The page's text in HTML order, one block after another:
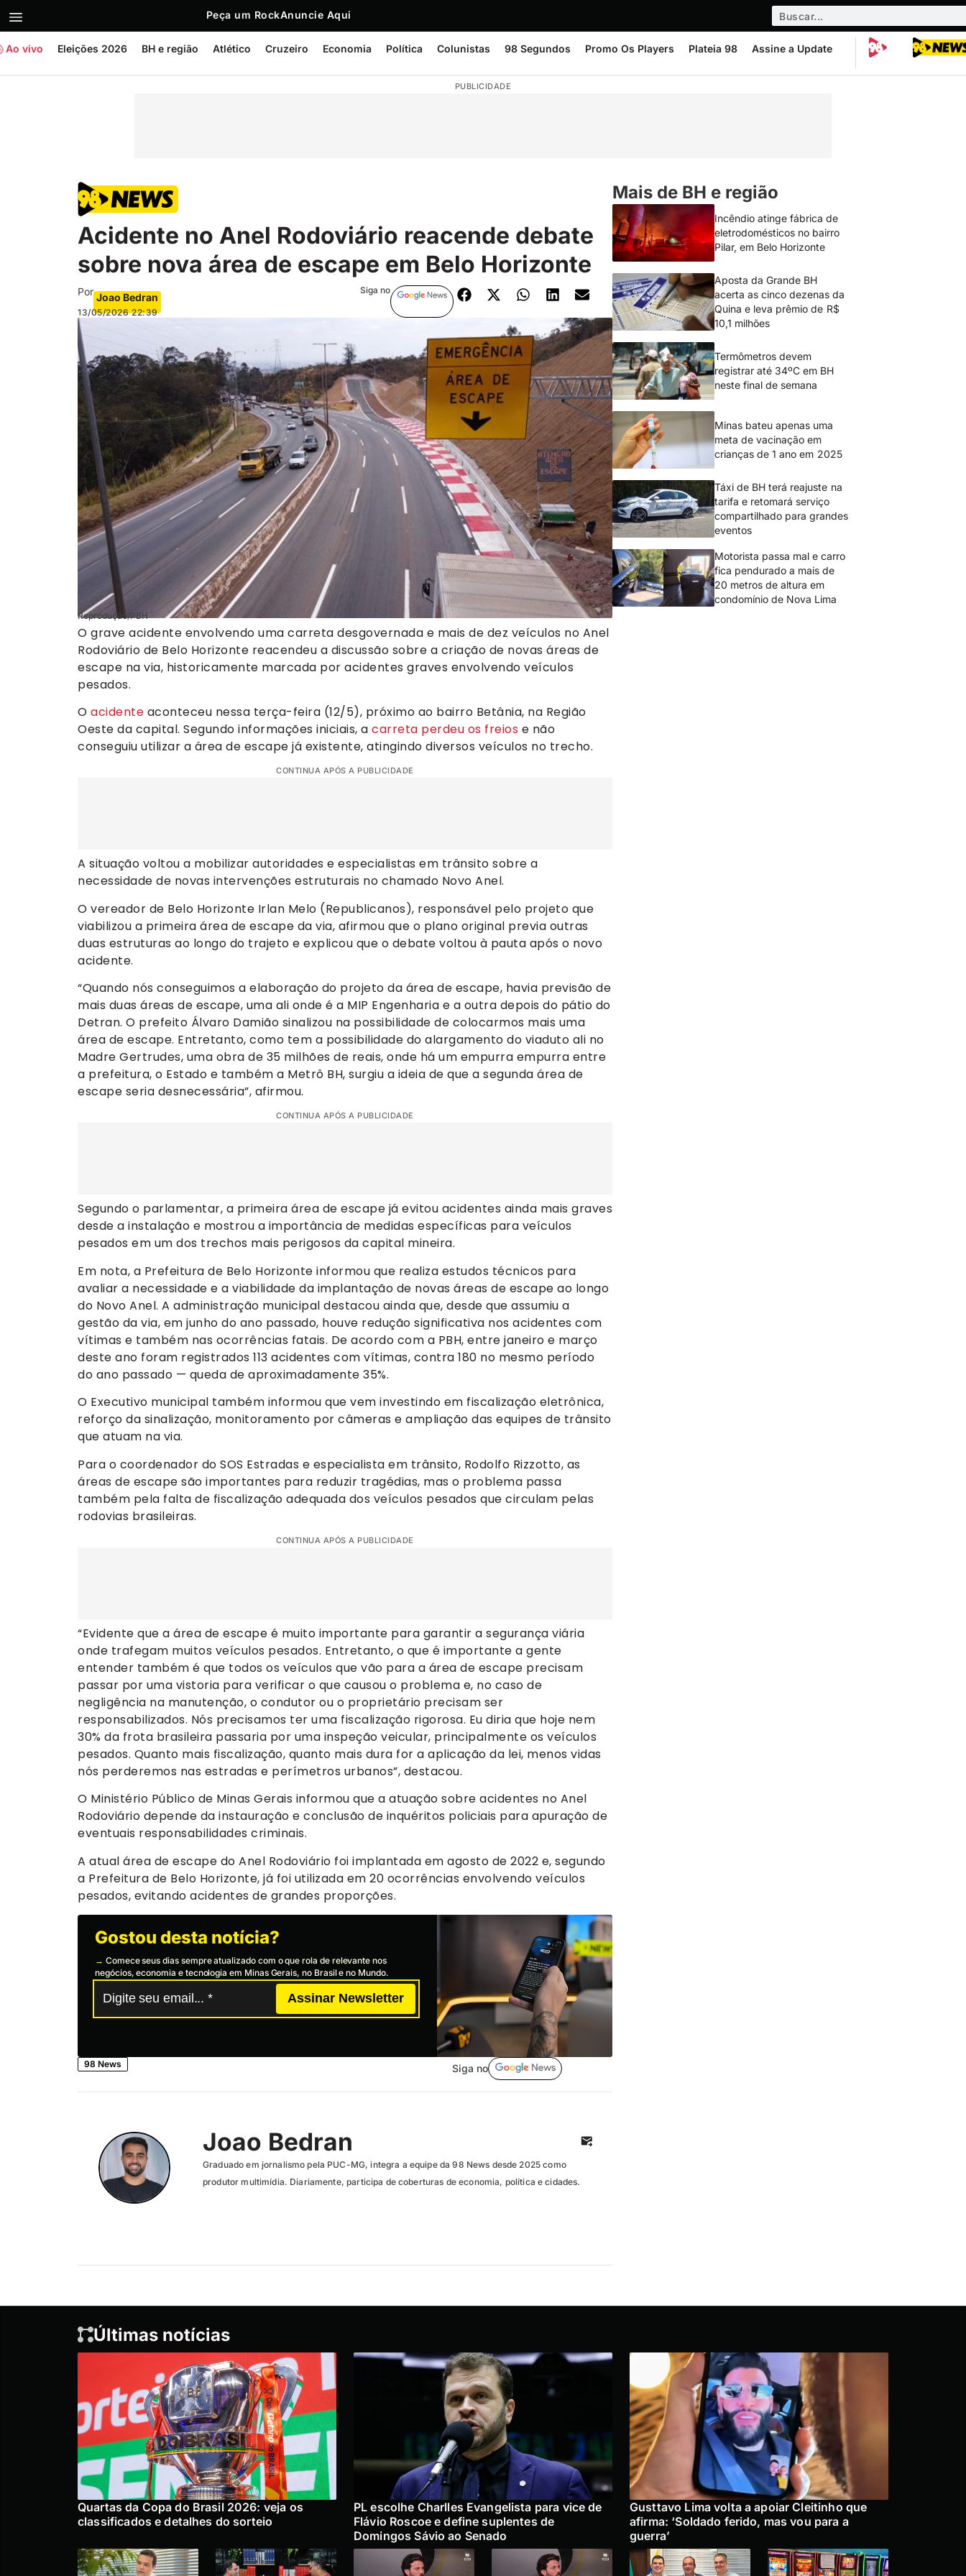
Peça um RockAnuncie Aqui
Ao vivo Eleições 2026 BH e região Atlético Cruzeiro Economia Política Colunistas 98 Segundos Promo Os Players Plateia 98 Assine a Update
PUBLICIDADE
Acidente no Anel Rodoviário reacende debate
sobre nova área de escape em Belo Horizonte
Por Joao Bedran
13/05/2026 22:39
Siga no
Reprodução/PBH
O grave acidente envolvendo uma carreta desgovernada e mais de dez veículos no Anel
Rodoviário de Belo Horizonte reacendeu a discussão sobre a criação de novas áreas de
escape na via, historicamente marcada por acidentes graves envolvendo veículos
pesados.
O acidente aconteceu nessa terça-feira (12/5), próximo ao bairro Betânia, na Região
Oeste da capital. Segundo informações iniciais, a carreta perdeu os freios e não
conseguiu utilizar a área de escape já existente, atingindo diversos veículos no trecho.
CONTINUA APÓS A PUBLICIDADE
A situação voltou a mobilizar autoridades e especialistas em trânsito sobre a
necessidade de novas intervenções estruturais no chamado Novo Anel.
O vereador de Belo Horizonte Irlan Melo (Republicanos), responsável pelo projeto que
viabilizou a primeira área de escape da via, afirmou que o plano original previa outras
duas estruturas ao longo do trajeto e explicou que o debate voltou à pauta após o novo
acidente.
“Quando nós conseguimos a elaboração do projeto da área de escape, havia previsão de
mais duas áreas de escape, uma ali onde é a MIP Engenharia e a outra depois do pátio do
Detran. O prefeito Álvaro Damião sinalizou na possibilidade de colocarmos mais uma
área de escape. Entretanto, como tem a possibilidade do alargamento do viaduto ali no
Madre Gertrudes, uma obra de 35 milhões de reais, onde há um empurra empurra entre
a prefeitura, o Estado e também a Metrô BH, surgiu a ideia de que a segunda área de
escape seria desnecessária”, afirmou.
CONTINUA APÓS A PUBLICIDADE
Segundo o parlamentar, a primeira área de escape já evitou acidentes ainda mais graves
desde a instalação e mostrou a importância de medidas específicas para veículos
pesados em um dos trechos mais perigosos da capital mineira.
Em nota, a Prefeitura de Belo Horizonte informou que realiza estudos técnicos para
avaliar a necessidade e a viabilidade da implantação de novas áreas de escape ao longo
do Novo Anel. A administração municipal destacou ainda que, desde que assumiu a
gestão da via, em junho do ano passado, houve redução significativa nos acidentes com
vítimas e também nas ocorrências fatais. De acordo com a PBH, entre janeiro e março
deste ano foram registrados 113 acidentes com vítimas, contra 180 no mesmo período
do ano passado — queda de aproximadamente 35%.
O Executivo municipal também informou que vem investindo em fiscalização eletrônica,
reforço da sinalização, monitoramento por câmeras e ampliação das equipes de trânsito
que atuam na via.
Para o coordenador do SOS Estradas e especialista em trânsito, Rodolfo Rizzotto, as
áreas de escape são importantes para reduzir tragédias, mas o problema passa
também pela falta de fiscalização adequada dos veículos pesados que circulam pelas
rodovias brasileiras.
CONTINUA APÓS A PUBLICIDADE
“Evidente que a área de escape é muito importante para garantir a segurança viária
onde trafegam muitos veículos pesados. Entretanto, o que é importante a gente
entender também é que todos os veículos que vão para a área de escape precisam
passar por uma vistoria para verificar o que causou o problema e, no caso de
negligência na manutenção, o condutor ou o proprietário precisam ser
responsabilizados. Nós precisamos ter uma fiscalização rigorosa. Eu diria que hoje nem
30% da frota brasileira passaria por uma inspeção veicular, principalmente os veículos
pesados. Quanto mais fiscalização, quanto mais dura for a aplicação da lei, menos vidas
nós perderemos nas estradas e perímetros urbanos”, destacou.
O Ministério Público de Minas Gerais informou que a atuação sobre acidentes no Anel
Rodoviário depende da instauração e conclusão de inquéritos policiais para apuração de
eventuais responsabilidades criminais.
A atual área de escape do Anel Rodoviário foi implantada em agosto de 2022 e, segundo
a Prefeitura de Belo Horizonte, já foi utilizada em 20 ocorrências envolvendo veículos
pesados, evitando acidentes de grandes proporções.
Gostou desta notícia?
→ Comece seus dias sempre atualizado com o que rola de relevante nos
negócios, economia e tecnologia em Minas Gerais, no Brasil e no Mundo.
Assinar Newsletter
98 News Siga no
Joao Bedran
Graduado em jornalismo pela PUC-MG, integra a equipe da 98 News desde 2025 como
produtor multimídia. Diariamente, participa de coberturas de economia, política e cidades.
Mais de BH e região
Incêndio atinge fábrica de
eletrodomésticos no bairro
Pilar, em Belo Horizonte
Aposta da Grande BH
acerta as cinco dezenas da
Quina e leva prêmio de R$
10,1 milhões
Termômetros devem
registrar até 34ºC em BH
neste final de semana
Minas bateu apenas uma
meta de vacinação em
crianças de 1 ano em 2025
Táxi de BH terá reajuste na
tarifa e retomará serviço
compartilhado para grandes
eventos
Motorista passa mal e carro
fica pendurado a mais de
20 metros de altura em
condomínio de Nova Lima
Últimas notícias
Quartas da Copa do Brasil 2026: veja os
classificados e detalhes do sorteio
PL escolhe Charlles Evangelista para vice de
Flávio Roscoe e define suplentes de
Domingos Sávio ao Senado
Gusttavo Lima volta a apoiar Cleitinho que
afirma: ‘Soldado ferido, mas vou para a
guerra’